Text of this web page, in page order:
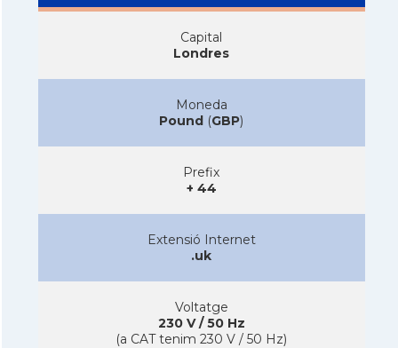
Capital
Londres
Moneda
Pound (GBP)
Prefix
+ 44
Extensió Internet
.uk
Voltatge
230 V / 50 Hz
(a CAT tenim 230 V / 50 Hz)